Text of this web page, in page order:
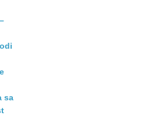
sa